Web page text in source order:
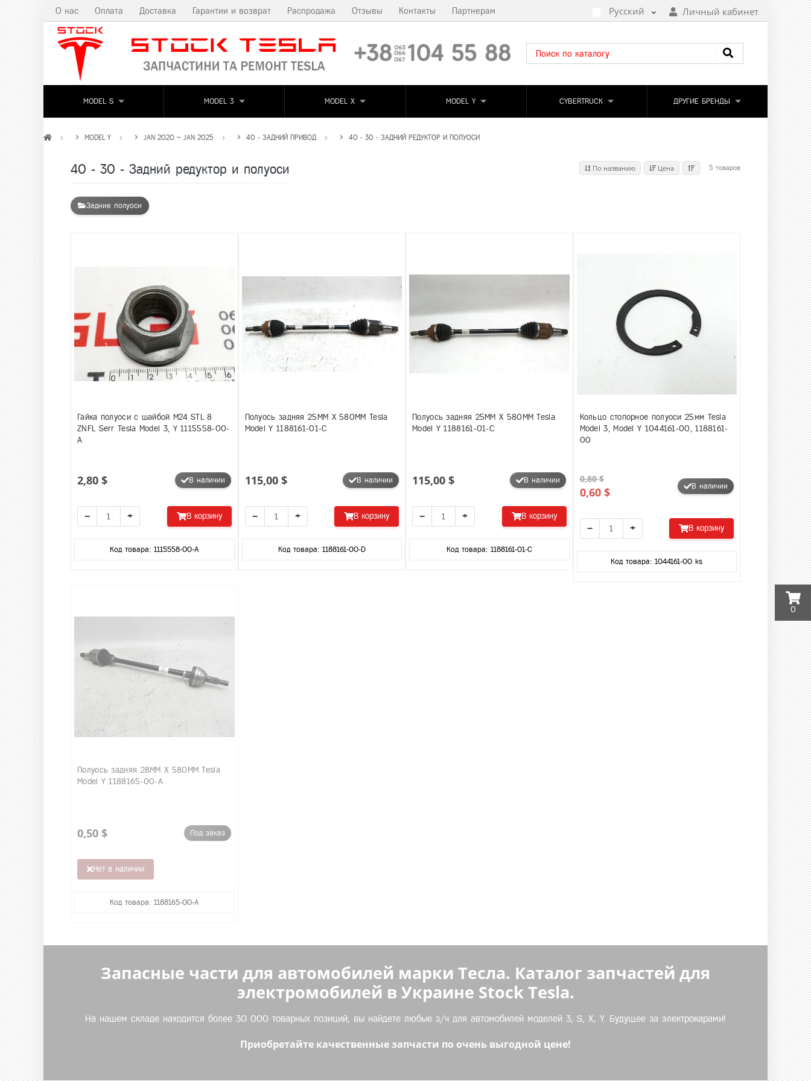
0
О нас Оплата Доставка Гарантии и возврат Распродажа Отзывы Контакты Партнерам Русский Личный кабинет
MODEL S MODEL 3 MODEL X MODEL Y CYBERTRUCK ДРУГИЕ БРЕНДЫ
MODEL Y JAN 2020 – JAN 2025 40 - ЗАДНИЙ ПРИВОД 40 - 30 - ЗАДНИЙ РЕДУКТОР И ПОЛУОСИ
40 - 30 - Задний редуктор и полуоси По названию Цена 5 товаров
Задние полуоси
Гайка полуоси с шайбой M24 STL 8
ZNFL Serr Tesla Model 3, Y 1115558-00-
A
2,80 $ В наличии
− + В корзину
Код товара: 1115558-00-A
Полуось задняя 25MM X 580MM Tesla
Model Y 1188161-01-C
115,00 $ В наличии
− + В корзину
Код товара: 1188161-00-D
Полуось задняя 25MM X 580MM Tesla
Model Y 1188161-01-C
115,00 $ В наличии
− + В корзину
Код товара: 1188161-01-C
Кольцо стопорное полуоси 25мм Tesla
Model 3, Model Y 1044161-00, 1188161-
00
0,80 $
0,60 $ В наличии
− + В корзину
Код товара: 1044161-00 ks
Полуось задняя 28MM X 580MM Tesla
Model Y 1188165-00-A
0,50 $ Под заказ
Нет в наличии
Код товара: 1188165-00-A
Запасные части для автомобилей марки Тесла. Каталог запчастей для
электромобилей в Украине Stock Tesla.
На нашем складе находится более 30 000 товарных позиций, вы найдете любые з/ч для автомобилей моделей 3, S, X, Y. Будущее за электрокарами!
Приобретайте качественные запчасти по очень выгодной цене!